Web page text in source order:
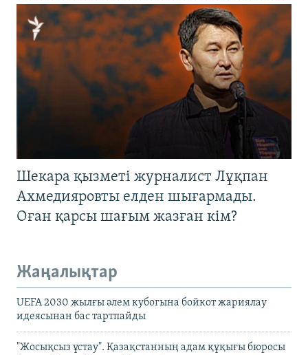
Шекара қызметі журналист Лұқпан
Ахмедияровты елден шығармады.
Оған қарсы шағым жазған кім?
Жаңалықтар
UEFA 2030 жылғы әлем кубогына бойкот жариялау
идеясынан бас тартпайды
"Жосықсыз ұстау". Қазақстанның адам құқығы бюросы